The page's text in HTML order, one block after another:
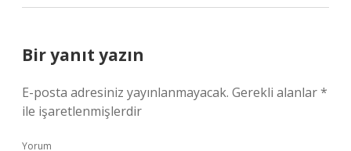
Bir yanıt yazın
E-posta adresiniz yayınlanmayacak. Gerekli alanlar*
ile işaretlenmişlerdir
Yorum